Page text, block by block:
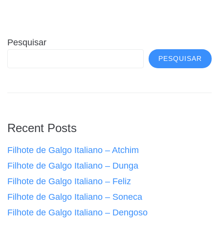
Pesquisar
PESQUISAR
Recent Posts
Filhote de Galgo Italiano – Atchim
Filhote de Galgo Italiano – Dunga
Filhote de Galgo Italiano – Feliz
Filhote de Galgo Italiano – Soneca
Filhote de Galgo Italiano – Dengoso